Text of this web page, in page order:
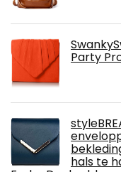
Party
hals te